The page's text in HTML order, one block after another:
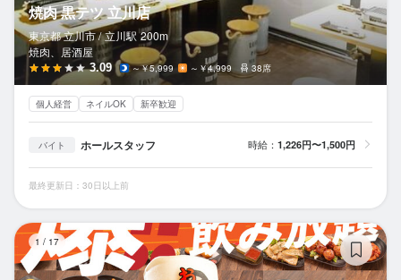
焼肉 黒テツ 立川店
東京都 立川市 / 立川駅 200m
焼肉、居酒屋
3.09 ～￥5,999 ～￥4,999 38席
個人経営 ネイルOK 新卒歓迎
バイト ホールスタッフ 時給： 1,226円〜1,500円
最終更新日：30日以上前
1 / 17